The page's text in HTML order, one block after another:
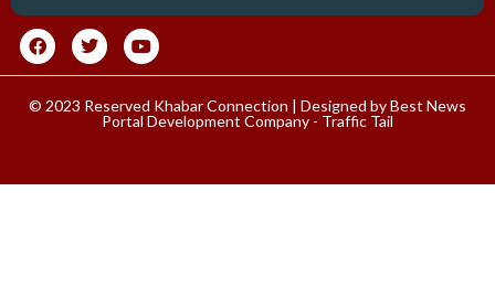
© 2023 Reserved Khabar Connection | Designed byBest News
Portal Development Company - Traffic Tail